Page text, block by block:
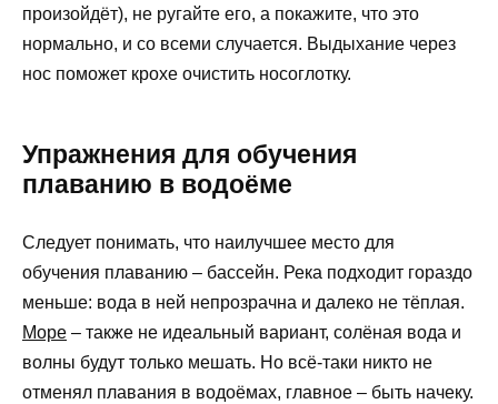
произойдёт), не ругайте его, а покажите, что это
нормально, и со всеми случается. Выдыхание через
нос поможет крохе очистить носоглотку.
Упражнения для обучения
плаванию в водоёме
Следует понимать, что наилучшее место для
обучения плаванию – бассейн. Река подходит гораздо
меньше: вода в ней непрозрачна и далеко не тёплая.
Море – также не идеальный вариант, солёная вода и
волны будут только мешать. Но всё-таки никто не
отменял плавания в водоёмах, главное – быть начеку.